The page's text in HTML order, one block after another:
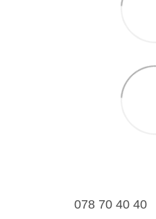
078 70 40 40